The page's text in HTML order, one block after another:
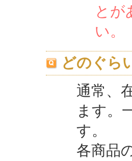
とが
い。
どのぐら
通常、
ます。
す。
各商品